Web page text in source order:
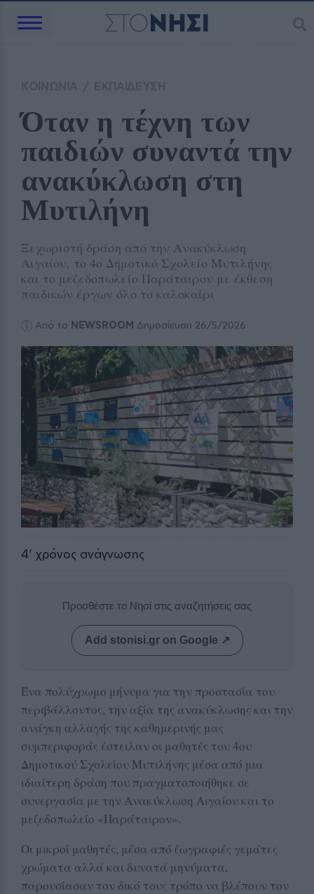
Όταν η τέχνη των
παιδιών συναντά την
ανακύκλωση στη
Μυτιλήνη
Ξεχωριστή δράση από την Ανακύκλωση
Αιγαίου, το 4ο Δημοτικό Σχολείο Μυτιλήνης
και το μεζεδοπωλείο Παράταιρον με έκθεση
παιδικών έργων όλο το καλοκαίρι
Από το NEWSROOM Δημοσίευση 26/5/2026
4' χρόνος ανάγνωσης
Προσθέστε το Νησί στις αναζητήσεις σας
Add stonisi.gr on Google ↗
Ένα πολύχρωμο μήνυμα για την προστασία του
περιβάλλοντος, την αξία της ανακύκλωσης και την
ανάγκη αλλαγής της καθημερινής μας
συμπεριφοράς έστειλαν οι μαθητές του 4ου
Δημοτικού Σχολείου Μυτιλήνης μέσα από μια
ιδιαίτερη δράση που πραγματοποιήθηκε σε
συνεργασία με την Ανακύκλωση Αιγαίου και το
μεζεδοπωλείο «Παράταιρον».
Οι μικροί μαθητές, μέσα από ζωγραφιές γεμάτες
χρώματα αλλά και δυνατά μηνύματα,
παρουσίασαν τον δικό τους τρόπο να βλέπουν τον